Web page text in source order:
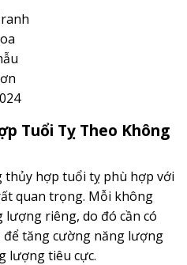
Tuổi Tỵ Theo Không
thủy hợp tuổi tỵ phù hợp với
quan trọng. Mỗi không
lượng riêng, do đó cần có
tăng cường năng lượng
lượng tiêu cực.